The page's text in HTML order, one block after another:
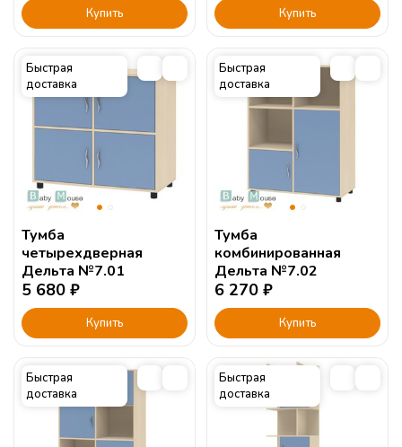
Купить Купить
Быстрая
доставка
Тумба
четырехдверная
Дельта №7.01
5 680 ₽
Купить
Быстрая
доставка
Тумба
комбинированная
Дельта №7.02
6 270 ₽
Купить
Быстрая
доставка
Быстрая
доставка